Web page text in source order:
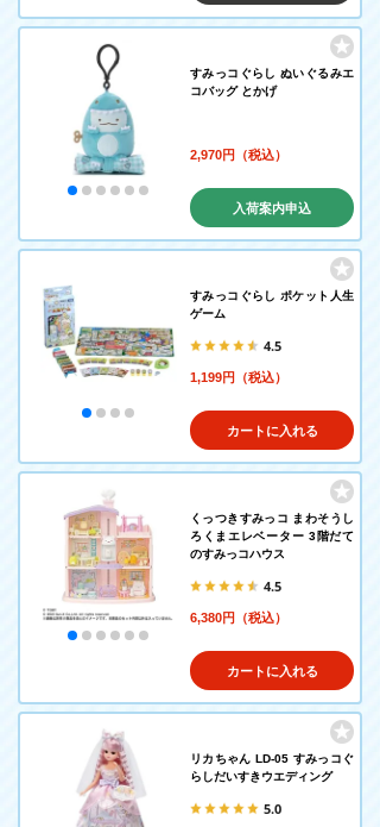
すみっコぐらし ぬいぐるみエ
コバッグ とかげ
2,970円（税込）
入荷案内申込
すみっコぐらし ポケット人生
ゲーム
4.5
1,199円（税込）
カートに入れる
くっつきすみっコ まわそうし
ろくまエレベーター 3階だて
のすみっコハウス
4.5
6,380円（税込）
カートに入れる
リカちゃん LD-05 すみっコぐ
らしだいすきウエディング
5.0